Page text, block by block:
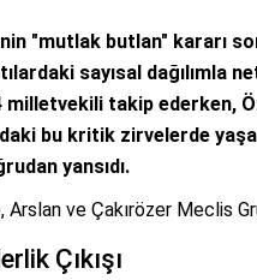
"mutlak butlan" kararı
sayısal dağılımla
milletvekili takip ederken,
bu kritik zirvelerde
yansıdı.
ve Çakırözer Meclis
Çıkışı